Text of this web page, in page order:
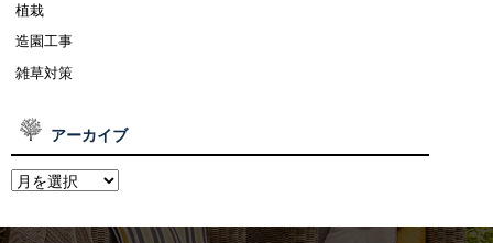
植栽
造園工事
雑草対策
アーカイブ